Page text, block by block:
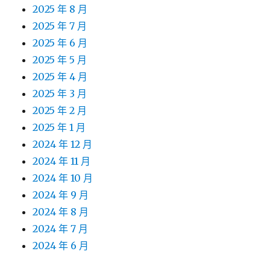
2025 年 8 月
2025 年 7 月
2025 年 6 月
2025 年 5 月
2025 年 4 月
2025 年 3 月
2025 年 2 月
2025 年 1 月
2024 年 12 月
2024 年 11 月
2024 年 10 月
2024 年 9 月
2024 年 8 月
2024 年 7 月
2024 年 6 月